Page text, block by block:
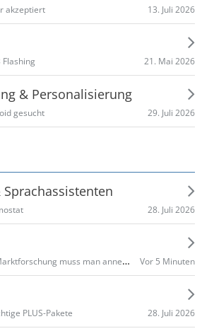
akzeptiert 13. Juli 2026
Flashing 21. Mai 2026
& Personalisierung
gesucht 29. Juli 2026
28. Juli 2026
Anrufe von 03046690017 Marktforschung muss man annehmen ??? Vor 5 Minuten
PLUS-Pakete 28. Juli 2026